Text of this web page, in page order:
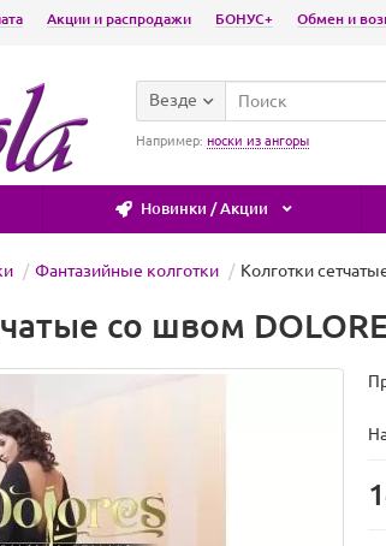
Акции и распродажи БОНУС+ Обмен и
Везде
Например: носки из ангоры
Новинки / Акции
Фантазийные колготки Колготки
со швом